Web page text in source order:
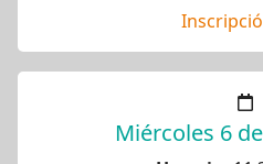
Miércoles 6